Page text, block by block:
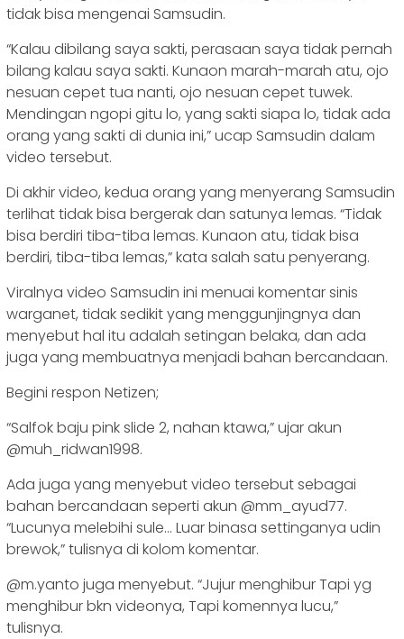
tidak bisa mengenai Samsudin.
“Kalau dibilang saya sakti, perasaan saya tidak pernah
bilang kalau saya sakti. Kunaon marah-marah atu, ojo
nesuan cepet tua nanti, ojo nesuan cepet tuwek.
Mendingan ngopi gitu lo, yang sakti siapa lo, tidak ada
orang yang sakti di dunia ini,” ucap Samsudin dalam
video tersebut.
Di akhir video, kedua orang yang menyerang Samsudin
terlihat tidak bisa bergerak dan satunya lemas. “Tidak
bisa berdiri tiba-tiba lemas. Kunaon atu, tidak bisa
berdiri, tiba-tiba lemas,” kata salah satu penyerang.
Viralnya video Samsudin ini menuai komentar sinis
warganet, tidak sedikit yang menggunjingnya dan
menyebut hal itu adalah setingan belaka, dan ada
juga yang membuatnya menjadi bahan bercandaan.
Begini respon Netizen;
“Salfok baju pink slide 2, nahan ktawa,” ujar akun
@muh_ridwan1998.
Ada juga yang menyebut video tersebut sebagai
bahan bercandaan seperti akun @mm_ayud77.
“Lucunya melebihi sule… Luar binasa settinganya udin
brewok,” tulisnya di kolom komentar.
@m.yanto juga menyebut. “Jujur menghibur Tapi yg
menghibur bkn videonya, Tapi komennya lucu,”
tulisnya.